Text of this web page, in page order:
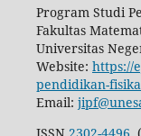
Program Studi
Fakultas
Universitas
Website: https://
pendidikan-fisika
Email:
ISSN 2302-4496